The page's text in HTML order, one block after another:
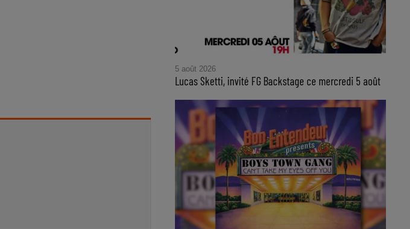
5 août 2026
Lucas Sketti, invité FG Backstage ce mercredi 5 août